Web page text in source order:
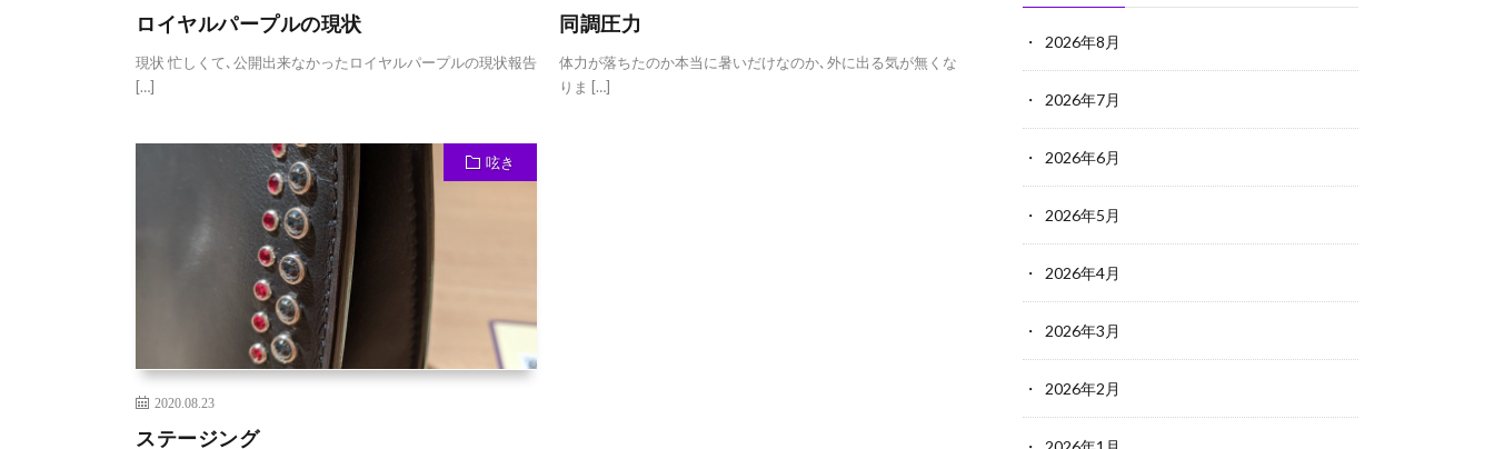
ロイヤルパープルの現状
現状 忙しくて､公開出来なかったロイヤルパープルの現状報告
[…]
同調圧力
体力が落ちたのか本当に暑いだけなのか､外に出る気が無くな
りま […]
呟き
2020.08.23
ステージング
2026年8月
2026年7月
2026年6月
2026年5月
2026年4月
2026年3月
2026年2月